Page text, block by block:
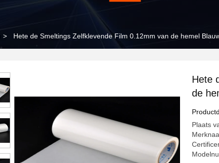
> Hete de Smeltings Zelfklevende Film 0.12mm van de hemel
Hete
de
Nylon
Plaats